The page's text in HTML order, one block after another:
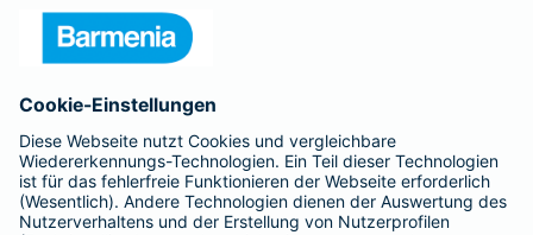
Barmenia ist Teil der BarmeniaGothaer
BELIEBTE SEITEN
Kranken-Zusatzversicherung
Tierversicherungen